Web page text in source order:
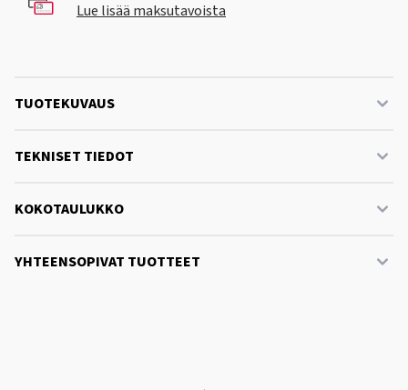
Lue lisää maksutavoista
TUOTEKUVAUS
TEKNISET TIEDOT
KOKOTAULUKKO
YHTEENSOPIVAT TUOTTEET